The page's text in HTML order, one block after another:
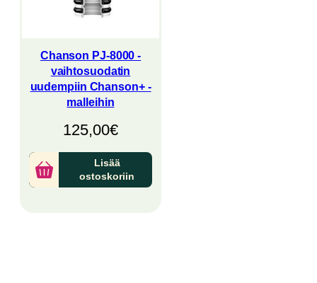
Chanson PJ-8000 -
vaihtosuodatin
uudempiin Chanson+ -
malleihin
125,00€
Lisää
ostoskoriin